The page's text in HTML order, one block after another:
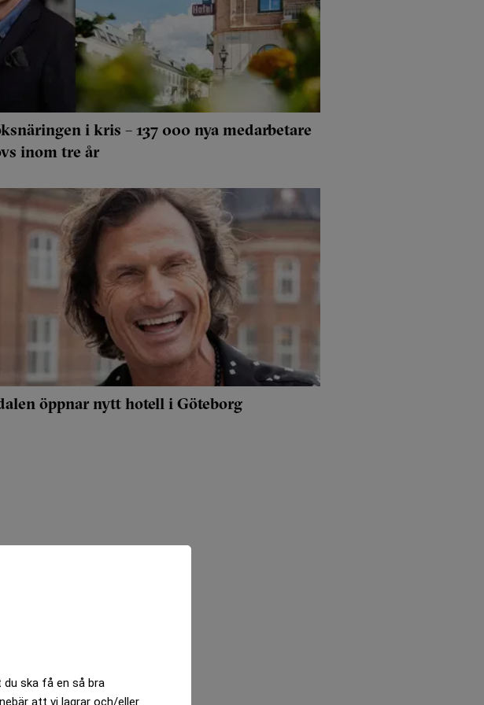
ska få en så bra
att vi lagrar och/eller
i kris – 137 000 nya medarbetare
inom tre år
öppnar nytt hotell i Göteborg